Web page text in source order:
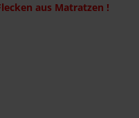
aus Matratzen !